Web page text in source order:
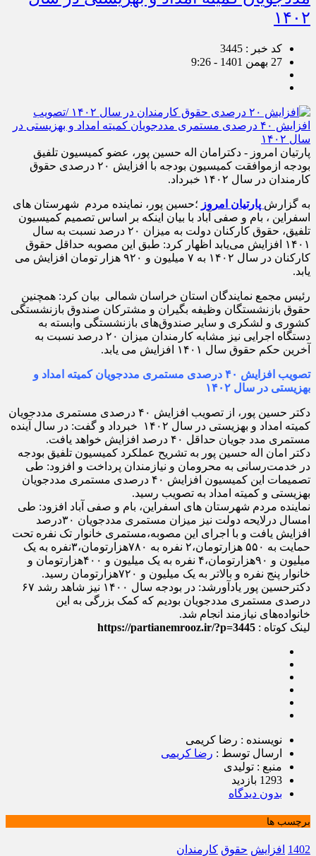
۱۴۰۲
کد خبر : 3445
27 بهمن 1401 - 9:26
پارتیان امروز - دکترامان اله حسین پور، عضو کمیسیون تلفیق
بودجه ازموافقت کمیسیون بودجه با افزایش ۲۰ درصدی حقوق
کارمندان در سال ۱۴۰۲ خبرداد.
به گزارش پارتیان امروز ؛حسین پور، نماینده مردم شهرستان های
اسفراین ، بام و صفی آباد با بیان اینکه بر اساس تصمیم کمیسیون
تلفیق، حقوق کارکنان دولت به میزان ۲۰ درصد نسبت به سال
۱۴۰۱ افزایش می‌یابد اظهار کرد: طبق این مصوبه حداقل حقوق
کارکنان در سال ۱۴۰۲ به ۷ میلیون و ۹۲۰ هزار تومان افزایش می
یابد.
️رئیس مجمع نمایندگان استان خراسان شمالی بیان کرد: همچنین
حقوق بازنشستگان وظیفه بگیران و مشترکان صندوق بازنشستگی
کشوری و لشکری و سایر صندوق‌های بازنشستگی وابسته به
دستگاه اجرایی نیز مشابه کارمندان میزان ۲۰ درصد نسبت به
آخرین حکم حقوق سال ۱۴۰۱ افزایش می یابد.
تصویب افزایش ۴۰ درصدی مستمری مددجویان کمیته امداد و
بهزیستی در سال ۱۴۰۲
دکتر حسین پور، از ️تصویب افزایش ۴۰ درصدی مستمری مددجویان
کمیته امداد و بهزیستی در سال ۱۴۰۲ خبرداد و گفت: ️در سال آینده
مستمری مدد جویان حداقل ۴۰ درصد افزایش خواهد یافت.
️دکتر امان اله حسین پور به تشریح عملکرد کمیسیون تلفیق بودجه
در خدمت‌رسانی به محرومان و نیازمندان پرداخت و افزود: طی
تصمیمات این کمیسیون افزایش ۴۰ درصدی مستمری مددجویان
بهزیستی و کمیته امداد به تصویب رسید.
️نماینده مردم شهرستان های اسفراین، بام و صفی آباد افزود: طی
امسال درلایحه دولت نیز میزان مستمری مددجویان ۳۰درصد
افزایش یافت و با اجرای این مصوبه،مستمری خانوار تک نفره تحت
حمایت به ۵۵۰ هزارتومان،۲ نفره به ۷۸۰هزارتومان،۳نفره به یک
میلیون و ۹۰هزارتومان،۴ نفره به یک میلیون و ۴۰۰هزارتومان و
خانوار پنج نفره و بالاتر به یک میلیون و ۷۲۰هزارتومان رسید.
️دکترحسین پور یادآورشد: در بودجه سال ۱۴۰۰ نیز شاهد رشد ۶۷
درصدی مستمری مددجویان بودیم که کمک بزرگی به این
خانواده‌های نیازمند انجام شد.
لینک کوتاه : https://partianemrooz.ir/?p=3445
نویسنده : رضا کریمی
ارسال توسط : رضا کریمی
منبع : تولیدی
1293 بازدید
بدون دیدگاه
برچسب ها
1402 افزایش حقوق کارمندان